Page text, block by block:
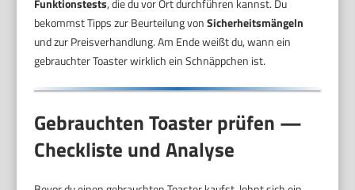
bekommst Tipps zur Beurteilung vonSicherheitsmängeln
und zur Preisverhandlung. Am Ende weißt du, wann ein
gebrauchter Toaster wirklich ein Schnäppchen ist.
Gebrauchten Toaster prüfen —
Checkliste und Analyse